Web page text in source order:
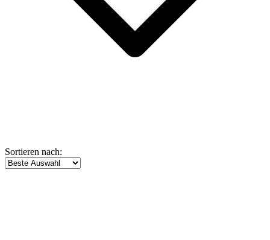
Sortieren nach: